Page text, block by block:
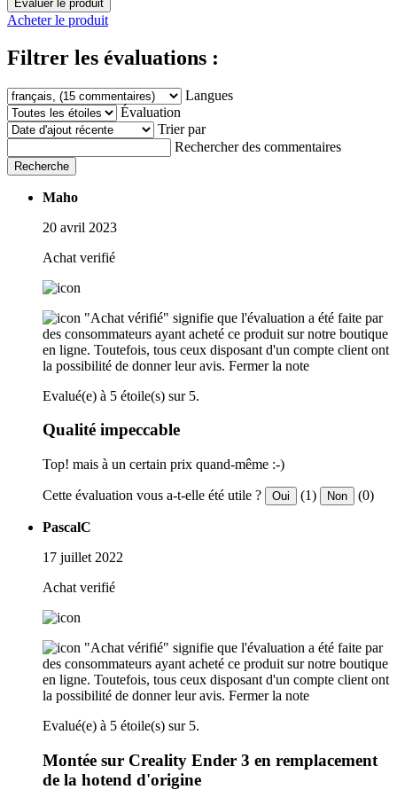
Évaluer le produit
Acheter le produit
Filtrer les évaluations :
Langues
Évaluation
Trier par
Rechercher des commentaires
Recherche
Maho
20 avril 2023
Achat verifié
"Achat vérifié" signifie que l'évaluation a été faite par
des consommateurs ayant acheté ce produit sur notre boutique
en ligne. Toutefois, tous ceux disposant d'un compte client ont
la possibilité de donner leur avis. Fermer la note
Evalué(e) à 5 étoile(s) sur 5.
Qualité impeccable
Top! mais à un certain prix quand-même :-)
Cette évaluation vous a-t-elle été utile ? Oui (1) Non (0)
PascalC
17 juillet 2022
Achat verifié
"Achat vérifié" signifie que l'évaluation a été faite par
des consommateurs ayant acheté ce produit sur notre boutique
en ligne. Toutefois, tous ceux disposant d'un compte client ont
la possibilité de donner leur avis. Fermer la note
Evalué(e) à 5 étoile(s) sur 5.
Montée sur Creality Ender 3 en remplacement
de la hotend d'origine